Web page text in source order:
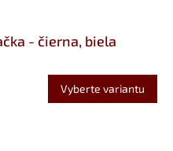
- čierna, biela
Vyberte variantu